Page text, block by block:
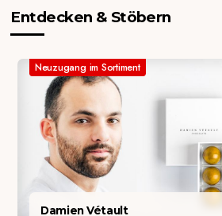
Entdecken & Stöbern
Neuzugang im Sortiment
Damien Vétault